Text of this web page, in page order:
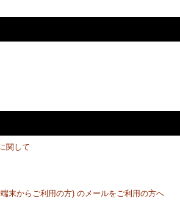
関して
末からご利用の方) のメールをご利用の方へ